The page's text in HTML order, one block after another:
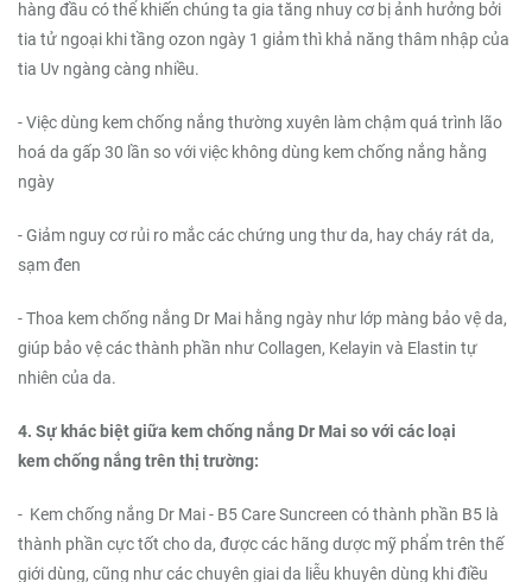
hàng đầu có thể khiến chúng ta gia tăng nhuy cơ bị ảnh hưởng bởi
tia tử ngoại khi tầng ozon ngày 1 giảm thì khả năng thâm nhập của
tia Uv ngàng càng nhiều.
- Việc dùng kem chống nắng thường xuyên làm chậm quá trình lão
hoá da gấp 30 lần so với việc không dùng kem chống nắng hằng
ngày
- Giảm nguy cơ rủi ro mắc các chứng ung thư da, hay cháy rát da,
sạm đen
- Thoa kem chống nắng Dr Mai hằng ngày như lớp màng bảo vệ da,
giúp bảo vệ các thành phần như Collagen, Kelayin và Elastin tự
nhiên của da.
4. Sự khác biệt giữa kem chống nắng Dr Mai so với các loại
kem chống nắng trên thị trường:
- Kem chống nắng Dr Mai - B5 Care Suncreen có thành phần B5 là
thành phần cực tốt cho da, được các hãng dược mỹ phẩm trên thế
giới dùng, cũng như các chuyên giai da liễu khuyên dùng khi điều